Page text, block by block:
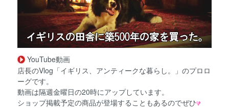
YouTube動画
店長のVlog「イギリス、アンティークな暮らし。」のプロロ
ーグです。
動画は隔週金曜日の20時にアップしています。
ショップ掲載予定の商品が登場することもあるのでぜひ